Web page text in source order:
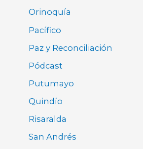
Orinoquía
Pacífico
Paz y Reconciliación
Pódcast
Putumayo
Quindío
Risaralda
San Andrés